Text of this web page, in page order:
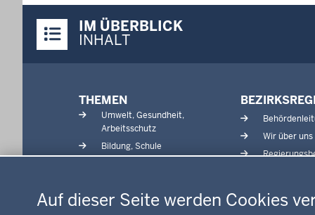
Auf dieser Seite werden Cookies
Inhalte
IM ÜBERBLICK
INHALT
THEMEN
Umwelt, Gesundheit,
Arbeitsschutz
Bildung, Schule
Kommunalaufsicht, Planung,
Energie, Bergbau
Kultur, Sport
Wir über uns